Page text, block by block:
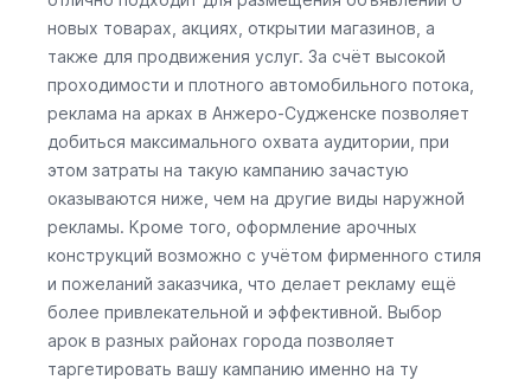
новых товарах, акциях, открытии магазинов, а
также для продвижения услуг. За счёт высокой
проходимости и плотного автомобильного потока,
реклама на арках в Анжеро-Судженске позволяет
добиться максимального охвата аудитории, при
этом затраты на такую кампанию зачастую
оказываются ниже, чем на другие виды наружной
рекламы. Кроме того, оформление арочных
конструкций возможно с учётом фирменного стиля
и пожеланий заказчика, что делает рекламу ещё
более привлекательной и эффективной. Выбор
арок в разных районах города позволяет
таргетировать вашу кампанию именно на ту